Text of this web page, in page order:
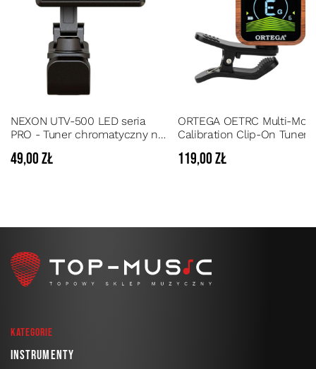
NEXON UTV-500 LED seria
PRO - Tuner chromatyczny na
49,00 zł
ORTEGA OETRC Multi-
Calibration Clip-On Tuner -
kolorowym wyświetlaczem
119,00 zł
Kategorie
Instrumenty